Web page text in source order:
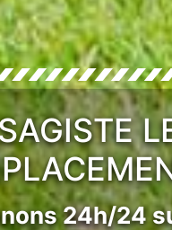
24h/24